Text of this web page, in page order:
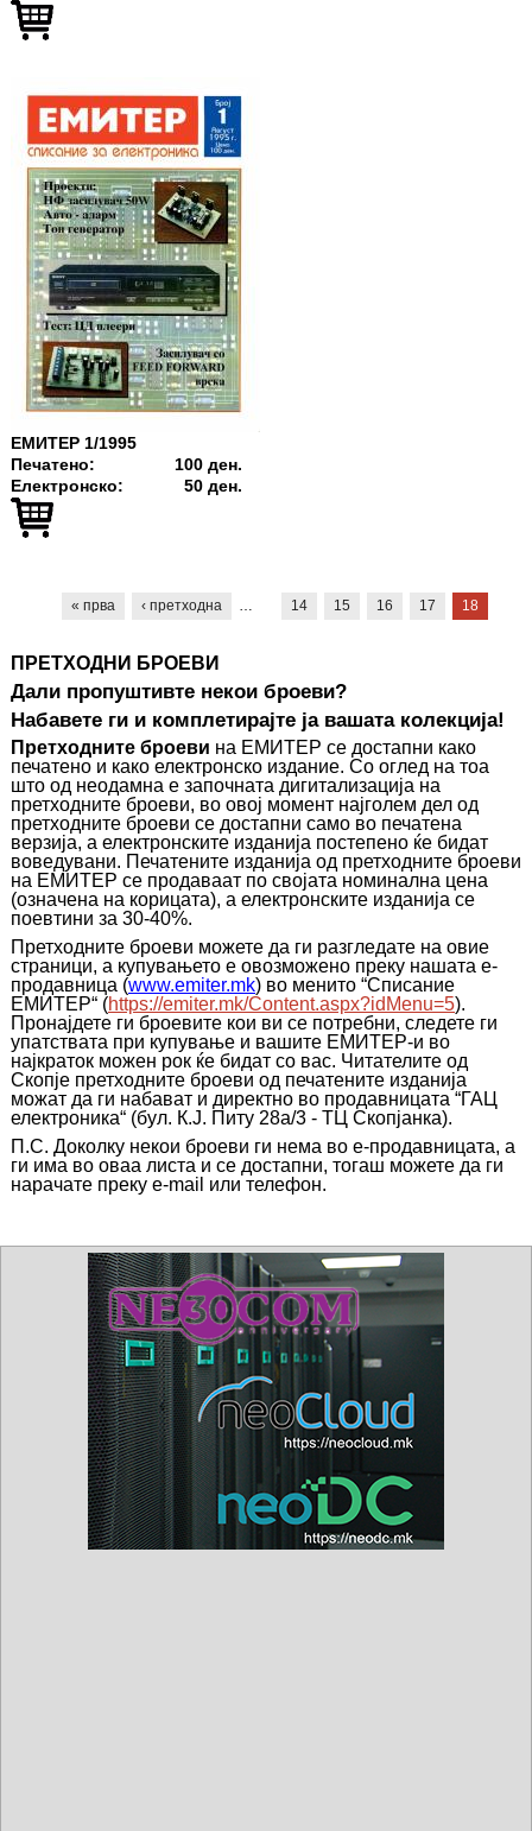
ЕМИТЕР 1/1995
Печатено:
100 ден.
Електронско:
50 ден.
« прва ‹ претходна … 14 15 16 17 18
ПРЕТХОДНИ БРОЕВИ
Дали пропуштивте некои броеви?
Набавете ги и комплетирајте ја вашата колекција!
Претходните броеви на ЕМИТЕР се достапни како
печатено и како електронско издание. Со оглед на тоа
што од неодамна е започната дигитализација на
претходните броеви, во овој момент најголем дел од
претходните броеви се достапни само во печатена
верзија, а електронските изданија постепено ќе бидат
воведувани. Печатените изданија од претходните броеви
на ЕМИТЕР се продаваат по својата номинална цена
(означена на корицата), а електронските изданија се
поевтини за 30-40%.
Претходните броеви можете да ги разгледате на овие
страници, а купувањето е овозможено преку нашата е-
продавница (www.emiter.mk) во менито “Списание
ЕМИТЕР“ (https://emiter.mk/Content.aspx?idMenu=5).
Пронајдете ги броевите кои ви се потребни, следете ги
упатствата при купување и вашите ЕМИТЕР-и во
најкраток можен рок ќе бидат со вас. Читателите од
Скопје претходните броеви од печатените изданија
можат да ги набават и директно во продавницата “ГАЦ
електроника“ (бул. К.Ј. Питу 28а/3 - ТЦ Скопјанка).
П.С. Доколку некои броеви ги нема во е-продавницата, а
ги има во оваа листа и се достапни, тогаш можете да ги
нарачате преку e-mail или телефон.